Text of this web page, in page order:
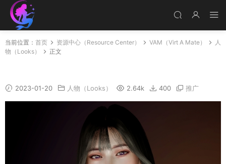
当前位置： 首页 资源中心（Resource Center） VAM（Virt A Mate）
人
物（Looks）
正文
2023-01-20 人物（Looks） 2.64k 400 推广